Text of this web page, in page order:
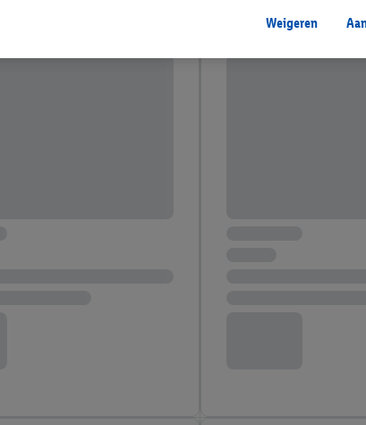
kunnen advertenties in het kader van retargeting, d.w.z.
(bijvoorbeeld door het product in de webshop aan uw
apparaten en verschillende Lidl-diensten worden
Weigeren